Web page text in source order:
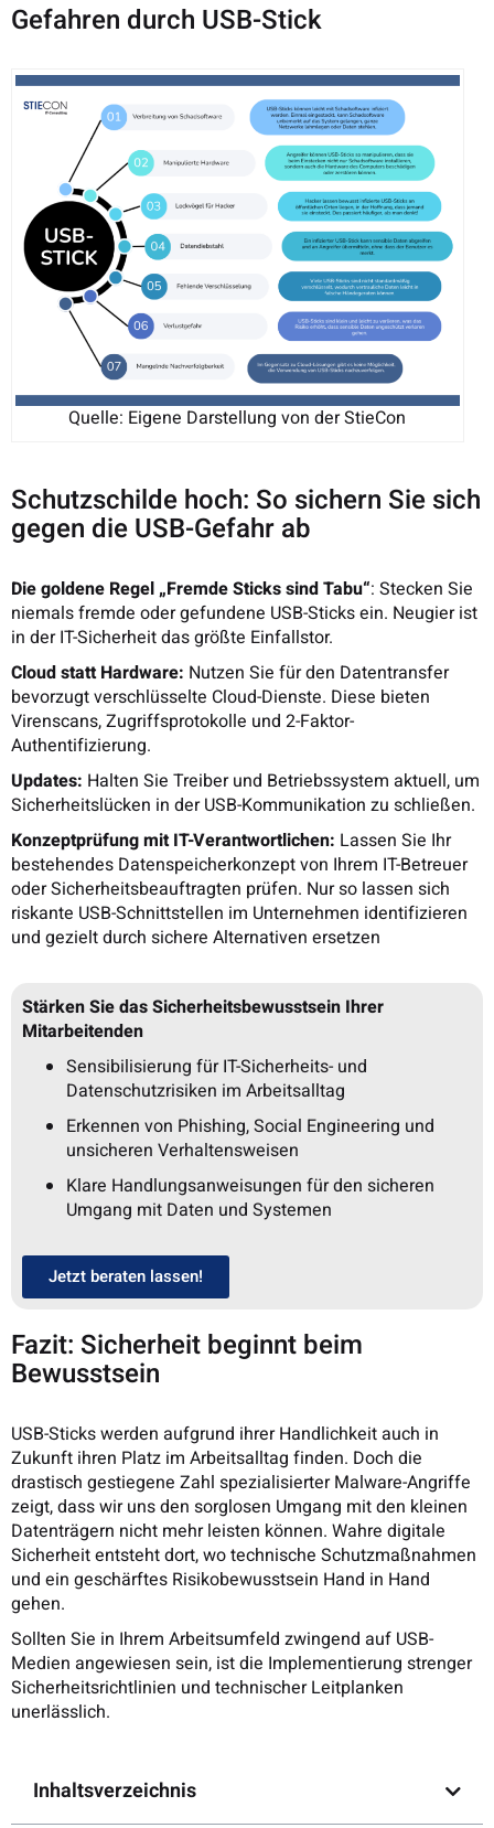
Gefahren durch USB-Stick
Quelle: Eigene Darstellung von der StieCon
Schutzschilde hoch: So sichern Sie sich
gegen die USB-Gefahr ab
Die goldene Regel „Fremde Sticks sind Tabu“: Stecken Sie
niemals fremde oder gefundene USB-Sticks ein. Neugier ist
in der IT-Sicherheit das größte Einfallstor.
Cloud statt Hardware: Nutzen Sie für den Datentransfer
bevorzugt verschlüsselte Cloud-Dienste. Diese bieten
Virenscans, Zugriffsprotokolle und 2-Faktor-
Authentifizierung.
Updates: Halten Sie Treiber und Betriebssystem aktuell, um
Sicherheitslücken in der USB-Kommunikation zu schließen.
Konzeptprüfung mit IT-Verantwortlichen: Lassen Sie Ihr
bestehendes Datenspeicherkonzept von Ihrem IT-Betreuer
oder Sicherheitsbeauftragten prüfen. Nur so lassen sich
riskante USB-Schnittstellen im Unternehmen identifizieren
und gezielt durch sichere Alternativen ersetzen
Stärken Sie das Sicherheitsbewusstsein Ihrer
Mitarbeitenden
Sensibilisierung für IT-Sicherheits- und
Datenschutzrisiken im Arbeitsalltag
Erkennen von Phishing, Social Engineering und
unsicheren Verhaltensweisen
Klare Handlungsanweisungen für den sicheren
Umgang mit Daten und Systemen
Jetzt beraten lassen!
Fazit: Sicherheit beginnt beim
Bewusstsein
USB-Sticks werden aufgrund ihrer Handlichkeit auch in
Zukunft ihren Platz im Arbeitsalltag finden. Doch die
drastisch gestiegene Zahl spezialisierter Malware-Angriffe
zeigt, dass wir uns den sorglosen Umgang mit den kleinen
Datenträgern nicht mehr leisten können. Wahre digitale
Sicherheit entsteht dort, wo technische Schutzmaßnahmen
und ein geschärftes Risikobewusstsein Hand in Hand
gehen.
Sollten Sie in Ihrem Arbeitsumfeld zwingend auf USB-
Medien angewiesen sein, ist die Implementierung strenger
Sicherheitsrichtlinien und technischer Leitplanken
unerlässlich.
Inhaltsverzeichnis